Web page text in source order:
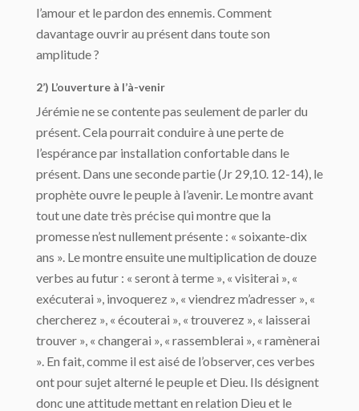
l’amour et le pardon des ennemis. Comment
davantage ouvrir au présent dans toute son
amplitude ?
2’) L’ouverture à l’à-venir
Jérémie ne se contente pas seulement de parler du
présent. Cela pourrait conduire à une perte de
l’espérance par installation confortable dans le
présent. Dans une seconde partie (Jr 29,10. 12-14), le
prophète ouvre le peuple à l’avenir. Le montre avant
tout une date très précise qui montre que la
promesse n’est nullement présente : « soixante-dix
ans ». Le montre ensuite une multiplication de douze
verbes au futur : « seront à terme », « visiterai », «
exécuterai », invoquerez », « viendrez m’adresser », «
chercherez », « écouterai », « trouverez », « laisserai
trouver », « changerai », « rassemblerai », « ramènerai
». En fait, comme il est aisé de l’observer, ces verbes
ont pour sujet alterné le peuple et Dieu. Ils désignent
donc une attitude mettant en relation Dieu et le